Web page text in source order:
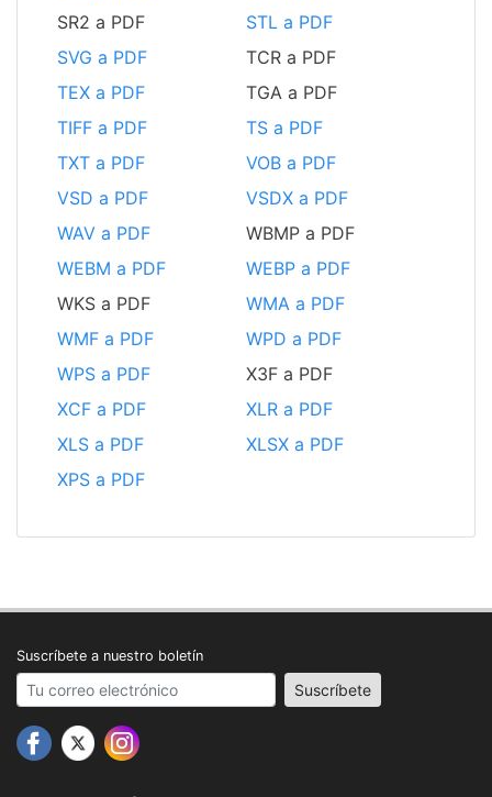
SR2 a PDF
STL a PDF
SVG a PDF
TCR a PDF
TEX a PDF
TGA a PDF
TIFF a PDF
TS a PDF
TXT a PDF
VOB a PDF
VSD a PDF
VSDX a PDF
WAV a PDF
WBMP a PDF
WEBM a PDF
WEBP a PDF
WKS a PDF
WMA a PDF
WMF a PDF
WPD a PDF
WPS a PDF
X3F a PDF
XCF a PDF
XLR a PDF
XLS a PDF
XLSX a PDF
XPS a PDF
Suscríbete a nuestro boletín
Your email address Suscríbete